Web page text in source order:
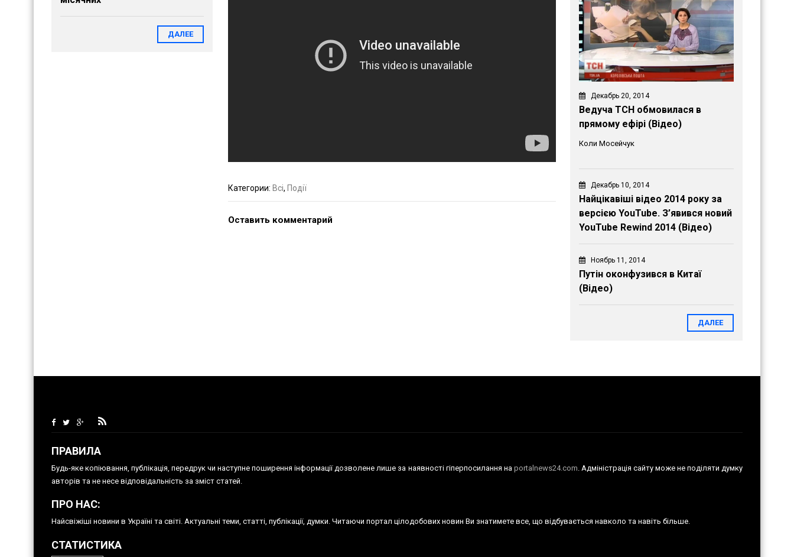
Категории: Всі, Події
Оставить комментарий
ДАЛЕЕ
Декабрь 20, 2014
Ведуча ТСН обмовилася в
прямому ефірі (Відео)
Коли Мосейчук
Декабрь 10, 2014
Найцікавіші відео 2014 року за
версією YouTube. З’явився новий
YouTube Rewind 2014 (Відео)
Ноябрь 11, 2014
Путін оконфузився в Китаї
(Відео)
ДАЛЕЕ
ПРАВИЛА
Будь-яке копiювання, публiкацiя, передрук чи наступне поширення iнформацiї дозволене лише за наявності гіперпосилання на portalnews24.com . Адміністрація сайту може не поділяти думку
авторів та не несе відповідальність за зміст статей.
ПРО НАС:
Найсвіжіші новини в Україні та світі. Актуальні теми, статті, публікації, думки. Читаючи портал цілодобових новин Ви знатимете все, що відбувається навколо та навіть більше.
СТАТИСТИКА